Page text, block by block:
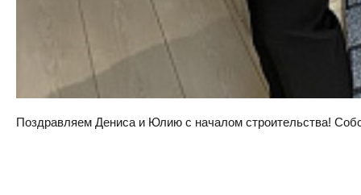
Поздравляем Дениса и Юлию с началом строительства!